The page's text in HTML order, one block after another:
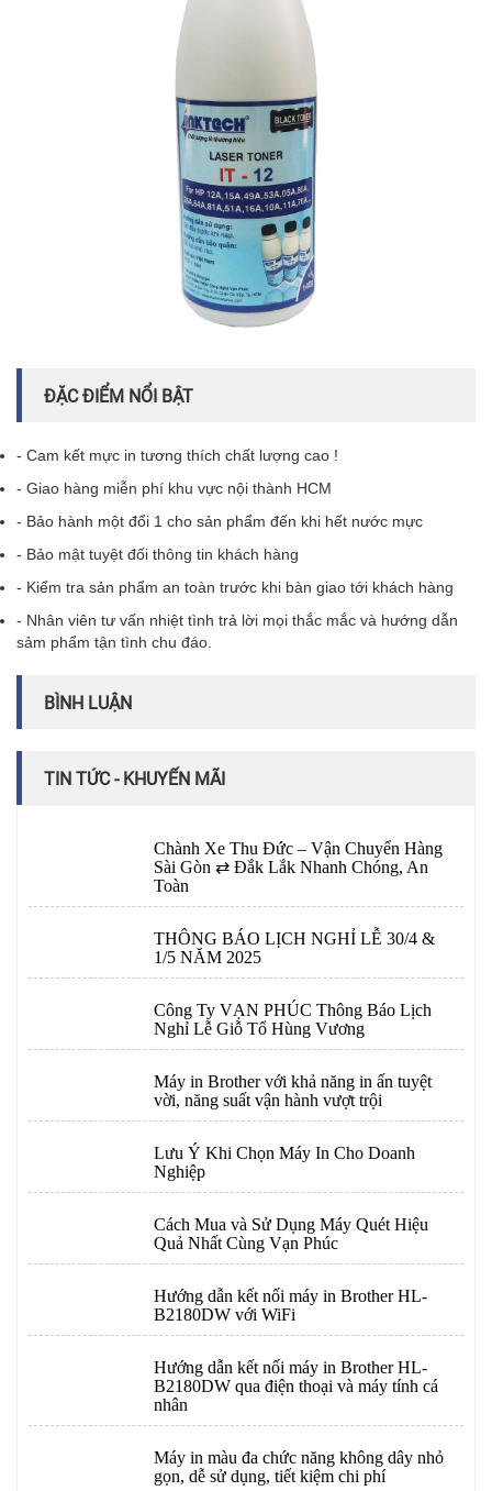
ĐẶC ĐIỂM NỔI BẬT
- Cam kết mực in tương thích chất lượng cao !
- Giao hàng miễn phí khu vực nội thành HCM
- Bảo hành một đổi 1 cho sản phẩm đến khi hết nước mực
- Bảo mật tuyệt đối thông tin khách hàng
- Kiểm tra sản phẩm an toàn trước khi bàn giao tới khách hàng
- Nhân viên tư vấn nhiệt tình trả lời mọi thắc mắc và hướng dẫn
sảm phẩm tận tình chu đáo.
BÌNH LUẬN
TIN TỨC - KHUYẾN MÃI
Chành Xe Thu Đức – Vận Chuyển Hàng
Sài Gòn ⇄ Đắk Lắk Nhanh Chóng, An
Toàn
THÔNG BÁO LỊCH NGHỈ LỄ 30/4 &
1/5 NĂM 2025
Công Ty VẠN PHÚC Thông Báo Lịch
Nghỉ Lễ Giỗ Tổ Hùng Vương
Máy in Brother với khả năng in ấn tuyệt
vời, năng suất vận hành vượt trội
Lưu Ý Khi Chọn Máy In Cho Doanh
Nghiệp
Cách Mua và Sử Dụng Máy Quét Hiệu
Quả Nhất Cùng Vạn Phúc
Hướng dẫn kết nối máy in Brother HL-
B2180DW với WiFi
Hướng dẫn kết nối máy in Brother HL-
B2180DW qua điện thoại và máy tính cá
nhân
Máy in màu đa chức năng không dây nhỏ
gọn, dễ sử dụng, tiết kiệm chi phí